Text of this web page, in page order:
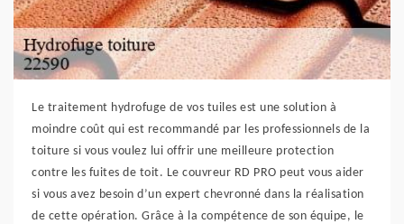
Le traitement hydrofuge de vos tuiles est une solution à
moindre coût qui est recommandé par les professionnels de la
toiture si vous voulez lui offrir une meilleure protection
contre les fuites de toit. Le couvreur RD PRO peut vous aider
si vous avez besoin d’un expert chevronné dans la réalisation
de cette opération. Grâce à la compétence de son équipe, le